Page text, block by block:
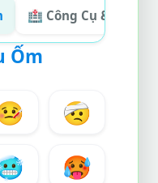
🏥 Công Cụ & Cơ Sở
Ốm
🤕
🥵